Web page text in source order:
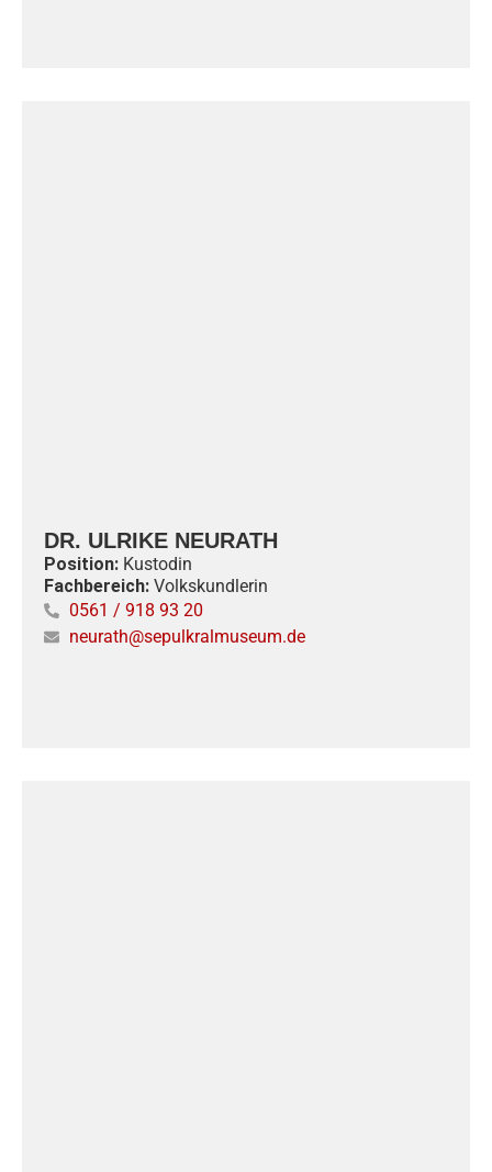
DR. ULRIKE NEURATH
Position: Kustodin
Fachbereich: Volkskundlerin
0561 / 918 93 20
neurath@sepulkralmuseum.de